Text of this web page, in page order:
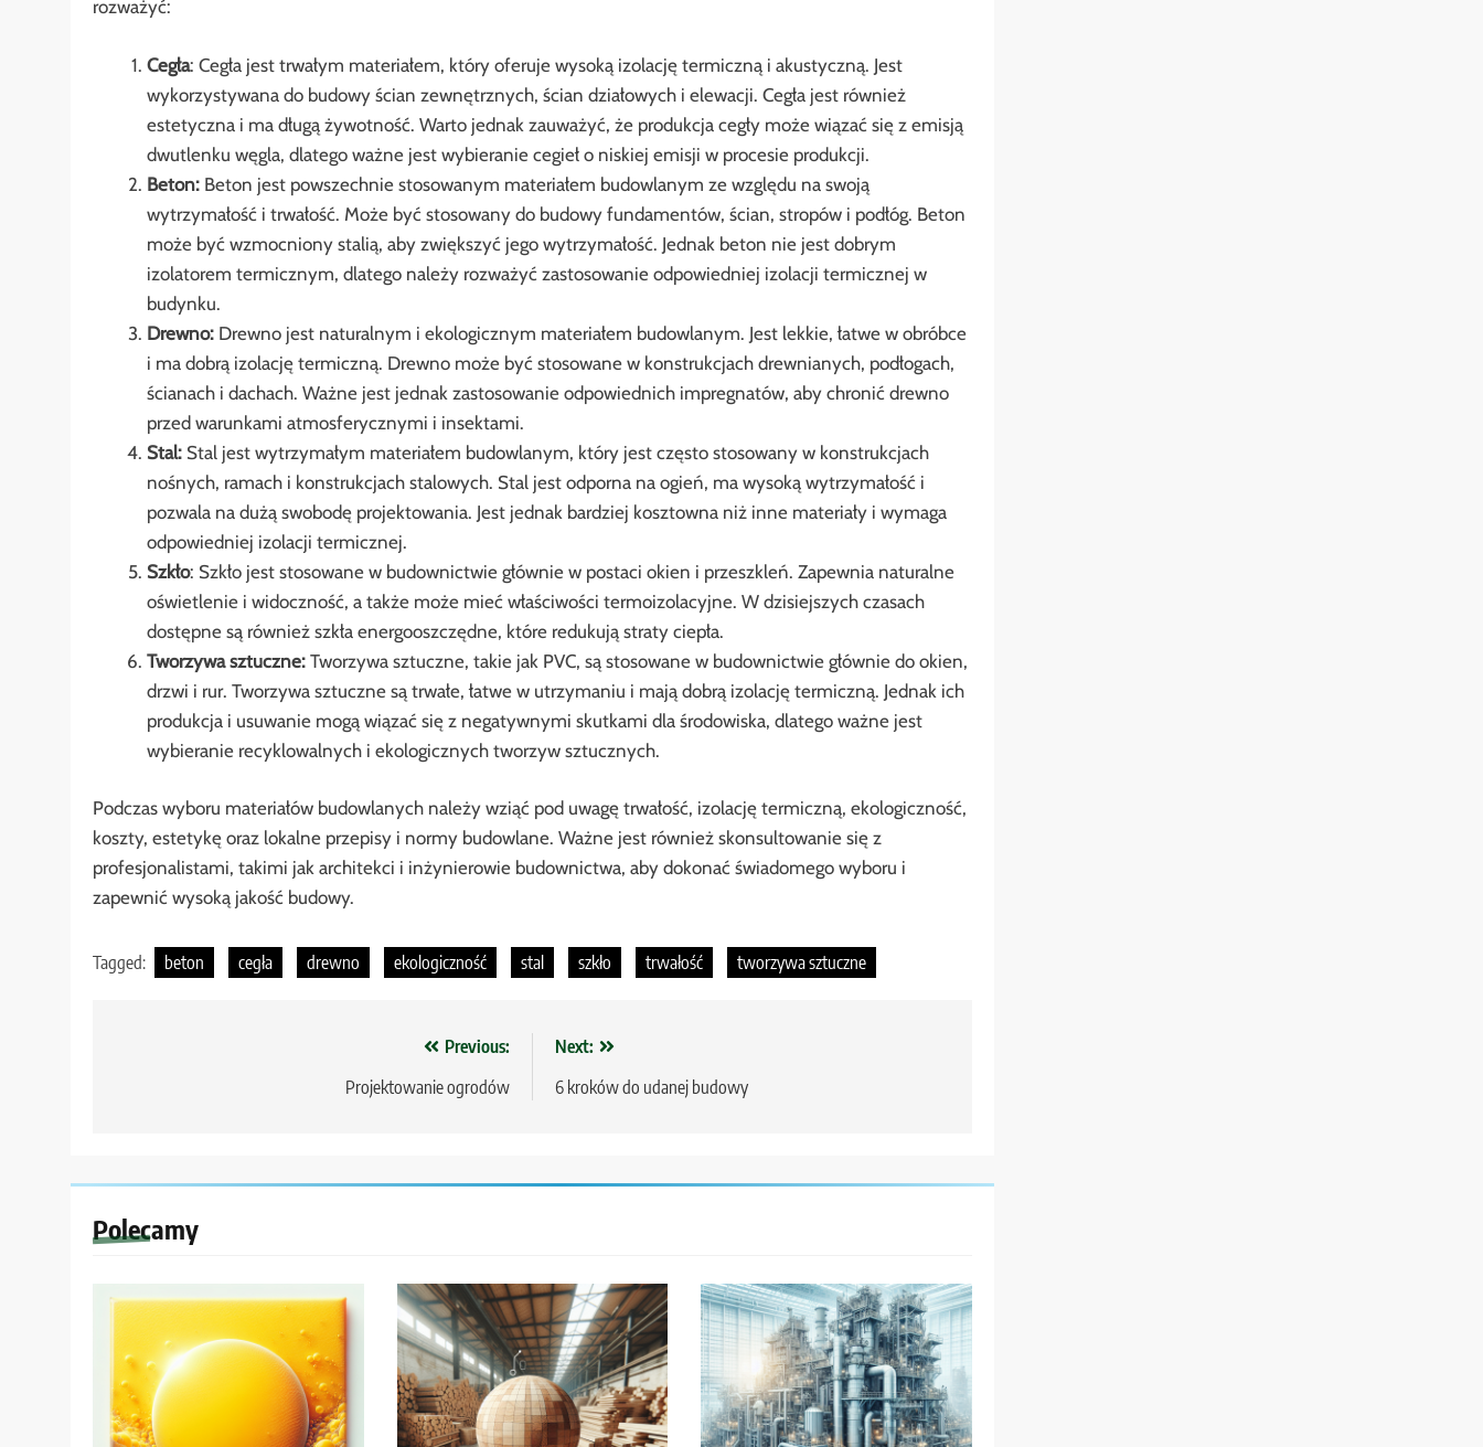
rozważyć:
Cegła: Cegła jest trwałym materiałem, który oferuje wysoką izolację termiczną i akustyczną. Jest
wykorzystywana do budowy ścian zewnętrznych, ścian działowych i elewacji. Cegła jest również
estetyczna i ma długą żywotność. Warto jednak zauważyć, że produkcja cegły może wiązać się z emisją
dwutlenku węgla, dlatego ważne jest wybieranie cegieł o niskiej emisji w procesie produkcji.
Beton:Beton jest powszechnie stosowanym materiałem budowlanym ze względu na swoją
wytrzymałość i trwałość. Może być stosowany do budowy fundamentów, ścian, stropów i podłóg. Beton
może być wzmocniony stalią, aby zwiększyć jego wytrzymałość. Jednak beton nie jest dobrym
izolatorem termicznym, dlatego należy rozważyć zastosowanie odpowiedniej izolacji termicznej w
budynku.
Drewno:Drewno jest naturalnym i ekologicznym materiałem budowlanym. Jest lekkie, łatwe w obróbce
i ma dobrą izolację termiczną. Drewno może być stosowane w konstrukcjach drewnianych, podłogach,
ścianach i dachach. Ważne jest jednak zastosowanie odpowiednich impregnatów, aby chronić drewno
przed warunkami atmosferycznymi i insektami.
Stal:Stal jest wytrzymałym materiałem budowlanym, który jest często stosowany w konstrukcjach
nośnych, ramach i konstrukcjach stalowych. Stal jest odporna na ogień, ma wysoką wytrzymałość i
pozwala na dużą swobodę projektowania. Jest jednak bardziej kosztowna niż inne materiały i wymaga
odpowiedniej izolacji termicznej.
Szkło: Szkło jest stosowane w budownictwie głównie w postaci okien i przeszkleń. Zapewnia naturalne
oświetlenie i widoczność, a także może mieć właściwości termoizolacyjne. W dzisiejszych czasach
dostępne są również szkła energooszczędne, które redukują straty ciepła.
Tworzywa sztuczne:Tworzywa sztuczne, takie jak PVC, są stosowane w budownictwie głównie do okien,
drzwi i rur. Tworzywa sztuczne są trwałe, łatwe w utrzymaniu i mają dobrą izolację termiczną. Jednak ich
produkcja i usuwanie mogą wiązać się z negatywnymi skutkami dla środowiska, dlatego ważne jest
wybieranie recyklowalnych i ekologicznych tworzyw sztucznych.
Podczas wyboru materiałów budowlanych należy wziąć pod uwagę trwałość, izolację termiczną, ekologiczność,
koszty, estetykę oraz lokalne przepisy i normy budowlane. Ważne jest również skonsultowanie się z
profesjonalistami, takimi jak architekci i inżynierowie budownictwa, aby dokonać świadomego wyboru i
zapewnić wysoką jakość budowy.
Tagged: beton cegła drewno ekologiczność stal szkło trwałość tworzywa sztuczne
Previous:
Projektowanie ogrodów
Next:
6 kroków do udanej budowy
Polecamy